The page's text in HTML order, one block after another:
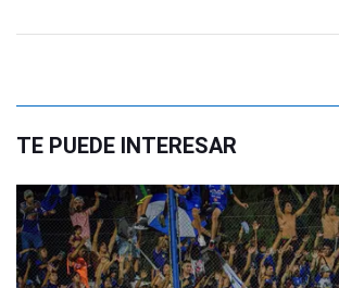
TE PUEDE INTERESAR